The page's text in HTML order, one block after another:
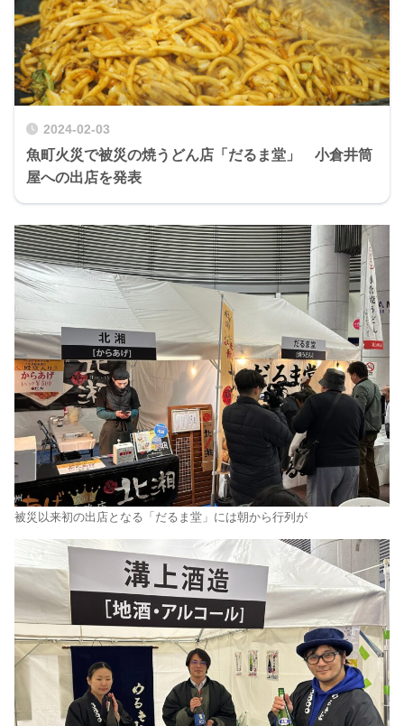
2024-02-03
魚町火災で被災の焼うどん店「だるま堂」 小倉井筒
屋への出店を発表
被災以来初の出店となる「だるま堂」には朝から行列が